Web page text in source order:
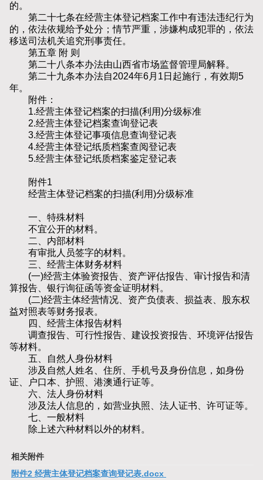
的。
第二十七条在经营主体登记档案工作中有违法违纪行为
的，依法依规给予处分；情节严重，涉嫌构成犯罪的，依法
移送司法机关追究刑事责任。
第五章 附 则
第二十八条本办法由山西省市场监督管理局解释。
第二十九条本办法自2024年6月1日起施行，有效期5
年。
附件：
1.经营主体登记档案的扫描(利用)分级标准
2.经营主体登记档案查询登记表
3.经营主体登记事项信息查询登记表
4.经营主体登记纸质档案查阅登记表
5.经营主体登记纸质档案鉴定登记表
附件1
经营主体登记档案的扫描(利用)分级标准
一、特殊材料
不宜公开的材料。
二、内部材料
有审批人员签字的材料。
三、经营主体财务材料
(一)经营主体验资报告、资产评估报告、审计报告和清
算报告、银行询征函等资金证明材料。
(二)经营主体经营情况、资产负债表、损益表、股东权
益对照表等财务报表。
四、经营主体报告材料
调查报告、可行性报告、建设投资报告、环境评估报告
等材料。
五、自然人身份材料
涉及自然人姓名、住所、手机号及身份信息，如身份
证、户口本、护照、港澳通行证等。
六、法人身份材料
涉及法人信息的，如营业执照、法人证书、许可证等。
七、一般材料
除上述六种材料以外的材料。
相关附件
附件2 经营主体登记档案查询登记表.docx